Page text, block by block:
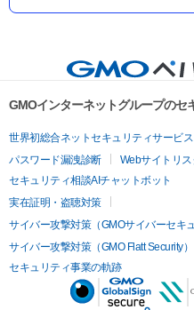
GMOインターネットグループのセ
世界初総合ネットセキュリティサービス
パスワード漏洩診断
Webサイトリ
セキュリティ相談AIチャットボット
実在証明・盗聴対策
サイバー攻撃対策（GMOサイバーセキ
サイバー攻撃対策（GMO Flatt Security）
セキュリティ事業の軌跡